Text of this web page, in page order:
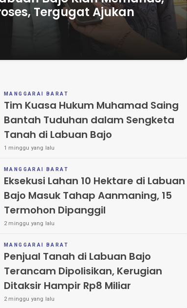
Tergugat Ajukan
MANGGARAI BARAT
Tim Kuasa Hukum Muhamad Saing
Bantah Tuduhan dalam Sengketa
Tanah di Labuan Bajo
1 minggu yang lalu
MANGGARAI BARAT
Eksekusi Lahan 10 Hektare di Labuan
Bajo Masuk Tahap Aanmaning, 15
Termohon Dipanggil
2 minggu yang lalu
MANGGARAI BARAT
Penjual Tanah di Labuan Bajo
Terancam Dipolisikan, Kerugian
Ditaksir Hampir Rp8 Miliar
2 minggu yang lalu